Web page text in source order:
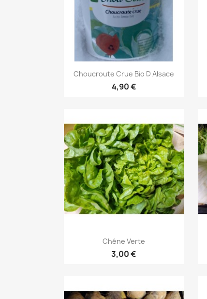
Aperçu rapide
Choucroute Crue Bio D Alsace
4,90 €
Aperçu rapide
Chêne Verte
3,00 €